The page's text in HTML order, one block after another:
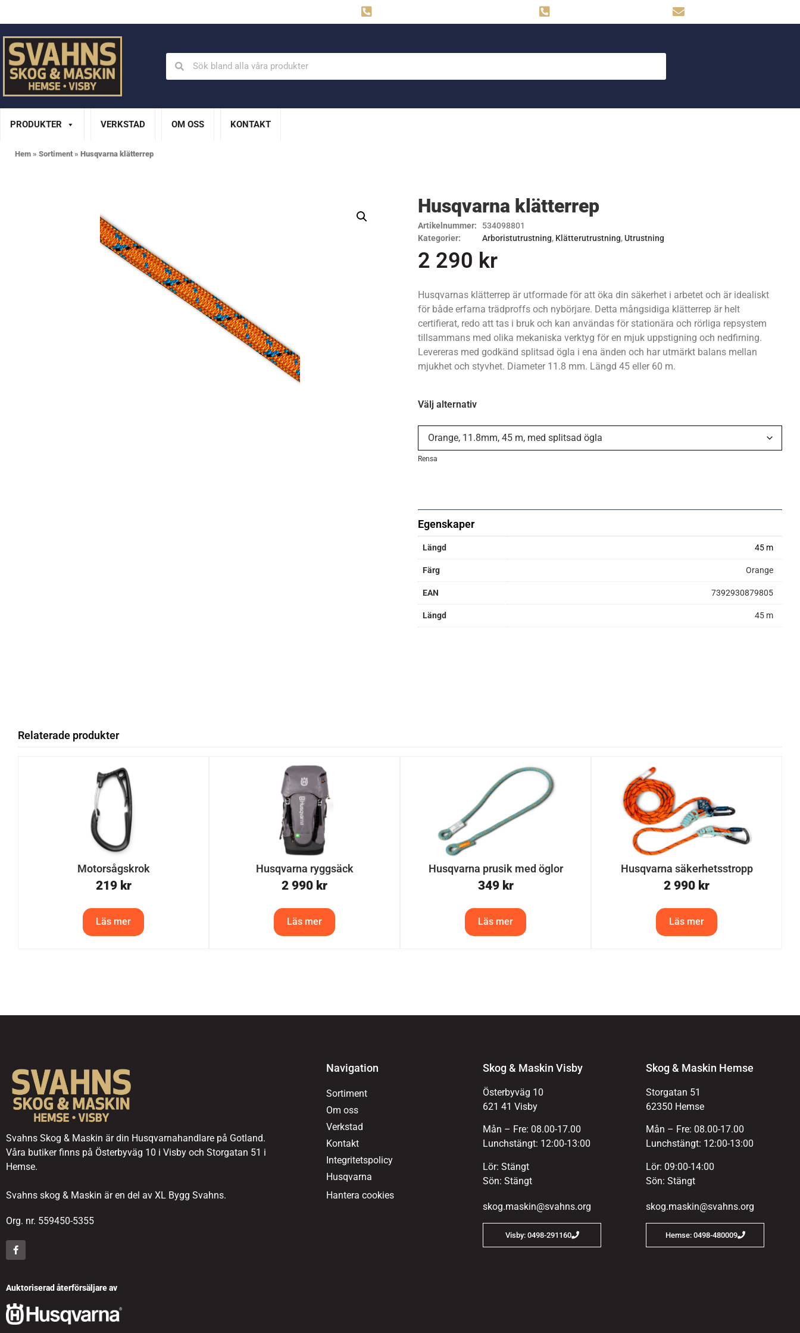
PRODUKTER VERKSTAD OM OSS KONTAKT
Hem » Sortiment » Husqvarna klätterrep
Husqvarna klätterrep
Artikelnummer:
534098801
Kategorier:
Arboristutrustning, Klätterutrustning,Utrustning
2 290 kr
Husqvarnas klätterrep är utformade för att öka din säkerhet i arbetet och är idealiskt
för både erfarna trädproffs och nybörjare. Detta mångsidiga klätterrep är helt
certifierat, redo att tas i bruk och kan användas för stationära och rörliga repsystem
tillsammans med olika mekaniska verktyg för en mjuk uppstigning och nedfirning.
Levereras med godkänd splitsad ögla i ena änden och har utmärkt balans mellan
mjukhet och styvhet. Diameter 11.8 mm. Längd 45 eller 60 m.
Välj alternativ
Rensa
Egenskaper
Längd 45 m
Färg Orange
EAN 7392930879805
Längd 45 m
Relaterade produkter
Motorsågskrok
219 kr
Läs mer
Husqvarna ryggsäck
2 990 kr
Läs mer
Husqvarna prusik med öglor
349 kr
Läs mer
Husqvarna säkerhetsstropp
2 990 kr
Läs mer
Svahns Skog & Maskin är din Husqvarnahandlare på Gotland.
Våra butiker finns på Österbyväg 10 i Visby och Storgatan 51 i
Hemse.
Svahns skog & Maskin är en del av XL Bygg Svahns.
Org. nr. 559450-5355
Auktoriserad återförsäljare av
Navigation
Sortiment
Om oss
Verkstad
Kontakt
Integritetspolicy
Husqvarna
Hantera cookies
Skog & Maskin Visby
Österbyväg 10
621 41 Visby
Mån – Fre: 08.00-17.00
Lunchstängt: 12:00-13:00
Lör: Stängt
Sön: Stängt
skog.maskin@svahns.org
Visby: 0498-291160
Skog & Maskin Hemse
Storgatan 51
62350 Hemse
Mån – Fre: 08.00-17.00
Lunchstängt: 12:00-13:00
Lör: 09:00-14:00
Sön: Stängt
skog.maskin@svahns.org
Hemse: 0498-480009